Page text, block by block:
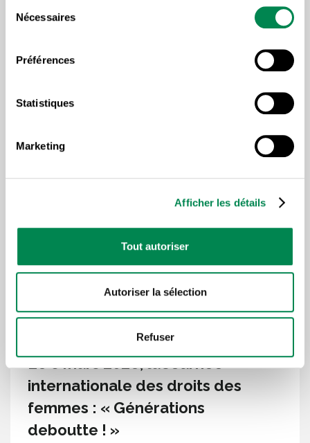
Nécessaires
Préférences
Statistiques
Marketing
Afficher les détails
Tout autoriser
Autoriser la sélection
Refuser
Lire plus d'articles sous la
Le 8 mars 2026, la Journée
internationale des droits des
femmes : « Générations
deboutte ! »